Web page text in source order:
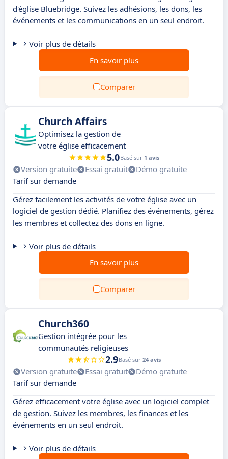
d'église Bluebridge. Suivez les adhésions, les dons, les
événements et les communications en un seul endroit.
Voir plus de détails
En savoir plus
Comparer
Church Affairs
Optimisez la gestion de
votre église efficacement
5.0Basé sur 1 avis
Version gratuite Essai gratuit
Démo gratuite
Tarif sur demande
Gérez facilement les activités de votre église avec un
logiciel de gestion dédié. Planifiez des événements, gérez
les membres et collectez des dons en ligne.
Voir plus de détails
En savoir plus
Comparer
Church360
Gestion intégrée pour les
communautés religieuses
2.9Basé sur 24 avis
Version gratuite Essai gratuit
Démo gratuite
Tarif sur demande
Gérez efficacement votre église avec un logiciel complet
de gestion. Suivez les membres, les finances et les
événements en un seul endroit.
Voir plus de détails